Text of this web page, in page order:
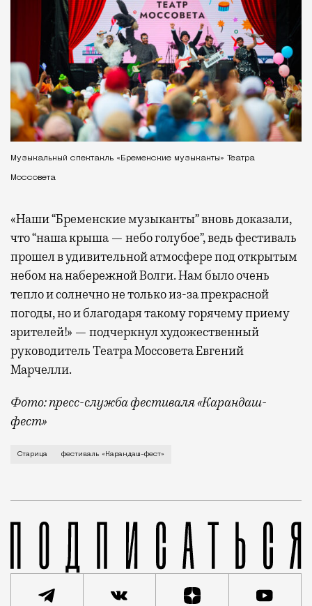
Музыкальный спектакль «Бременские музыканты» Театра
Моссовета
«Наши “Бременские музыканты” вновь доказали,
что “наша крыша — небо голубое”, ведь фестиваль
прошел в удивительной атмосфере под открытым
небом на набережной Волги. Нам было очень
тепло и солнечно не только из-за прекрасной
погоды, но и благодаря такому горячему приему
зрителей!» — подчеркнул художественный
руководитель Театра Моссовета Евгений
Марчелли.
Фото: пресс-служба фестиваля «Карандаш-
фест»
В минувший уикенд маленькая Старица в
Старица фестиваль «Карандаш-фест»